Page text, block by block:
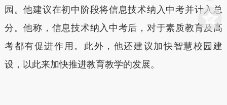
园。他建议在初中阶段将信息技术纳入中考并计入总
分。他称，信息技术纳入中考后，对于素质教育及高
考都有促进作用。此外，他还建议加快智慧校园建
设，以此来加快推进教育教学的发展。